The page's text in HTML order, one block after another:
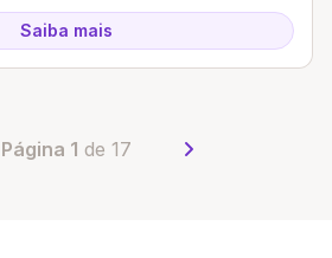
Saiba mais
Página 1 de 17